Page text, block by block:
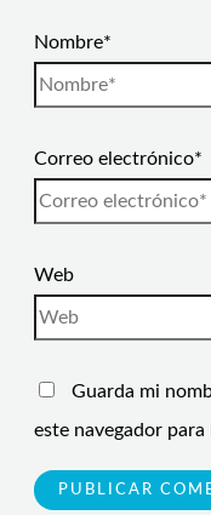
Nombre*
Correo electrónico*
Web
Guarda mi
este navegador